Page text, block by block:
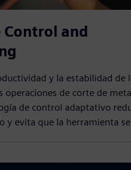
and
y la estabilidad de
operaciones de corte de
de control adaptativo
y evita que la herramienta